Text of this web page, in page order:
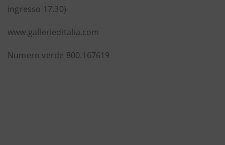
ingresso 17.30)
www.gallerieditalia.com
Numero verde 800.167619